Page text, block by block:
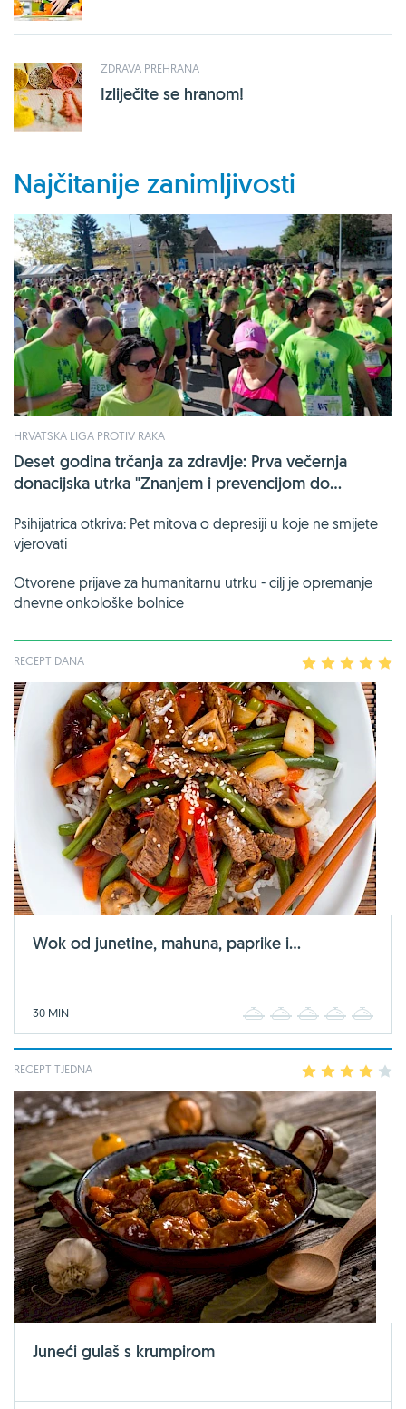
ZDRAVA PREHRANA
Izliječite se hranom!
Najčitanije zanimljivosti
HRVATSKA LIGA PROTIV RAKA
Deset godina trčanja za zdravlje: Prva večernja
donacijska utrka "Znanjem i prevencijom do...
Psihijatrica otkriva: Pet mitova o depresiji u koje ne smijete
vjerovati
Otvorene prijave za humanitarnu utrku - cilj je opremanje
dnevne onkološke bolnice
RECEPT DANA 2 3 4
Wok od junetine, mahuna, paprike i...
30 MIN 2 3 4
RECEPT TJEDNA 2 3 4
Juneći gulaš s krumpirom